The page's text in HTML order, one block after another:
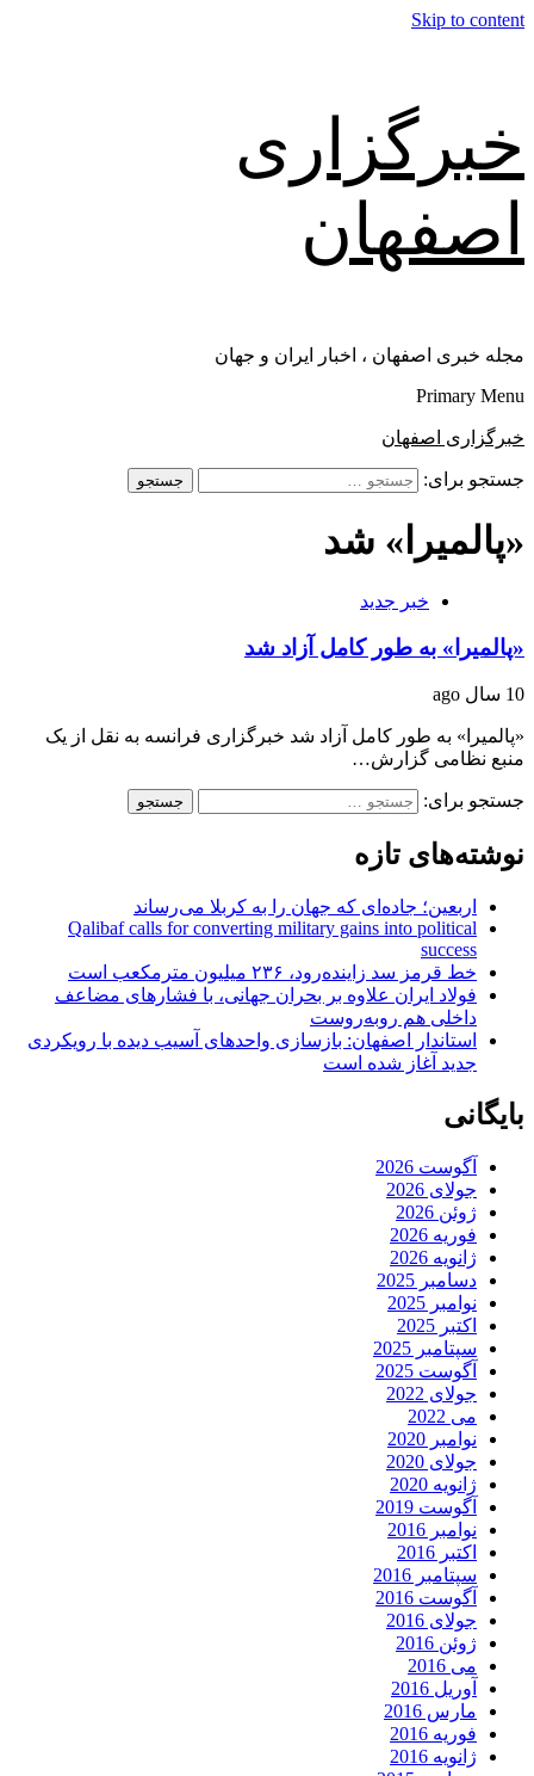
Skip to content
خبرگزاری
اصفهان
مجله خبری اصفهان ، اخبار ایران و جهان
Primary Menu
خبرگزاری اصفهان
جستجو برای:
«پالمیرا» شد
خبر جدید
«پالمیرا» به طور کامل آزاد شد
10 سال ago
«پالمیرا» به طور کامل آزاد شد خبرگزاری فرانسه به نقل از یک
منبع نظامی گزارش…
جستجو برای:
نوشته‌های تازه
اربعین؛ جاده‌ای که جهان را به کربلا می‌رساند
Qalibaf calls for converting military gains into political
success
خط قرمز سد زاینده‌رود، ۲۳۶ میلیون مترمکعب است
فولاد ایران علاوه بر بحران جهانی، با فشارهای مضاعف
داخلی هم روبه‌روست
استاندار اصفهان: بازسازی واحدهای آسیب دیده با رویکردی
جدید آغاز شده است
بایگانی
آگوست 2026
جولای 2026
ژوئن 2026
فوریه 2026
ژانویه 2026
دسامبر 2025
نوامبر 2025
اکتبر 2025
سپتامبر 2025
آگوست 2025
جولای 2022
می 2022
نوامبر 2020
جولای 2020
ژانویه 2020
آگوست 2019
نوامبر 2016
اکتبر 2016
سپتامبر 2016
آگوست 2016
جولای 2016
ژوئن 2016
می 2016
آوریل 2016
مارس 2016
فوریه 2016
ژانویه 2016